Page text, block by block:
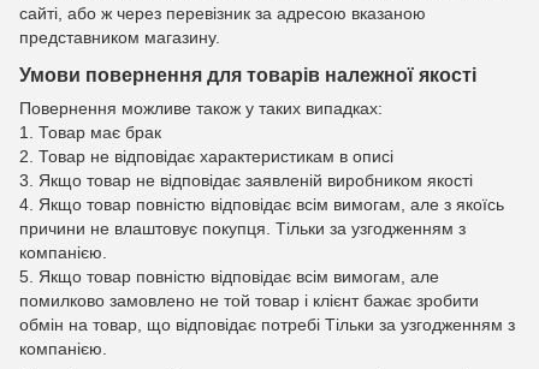
сайті, або ж через перевізник за адресою вказаною
представником магазину.
Умови повернення для товарів належної якості
Повернення можливе також у таких випадках:
1. Товар має брак
2. Товар не відповідає характеристикам в описі
3. Якщо товар не відповідає заявленій виробником якості
4. Якщо товар повністю відповідає всім вимогам, але з якоїсь
причини не влаштовує покупця. Тільки за узгодженням з
компанією.
5. Якщо товар повністю відповідає всім вимогам, але
помилково замовлено не той товар і клієнт бажає зробити
обмін на товар, що відповідає потребі Тільки за узгодженням з
компанією.